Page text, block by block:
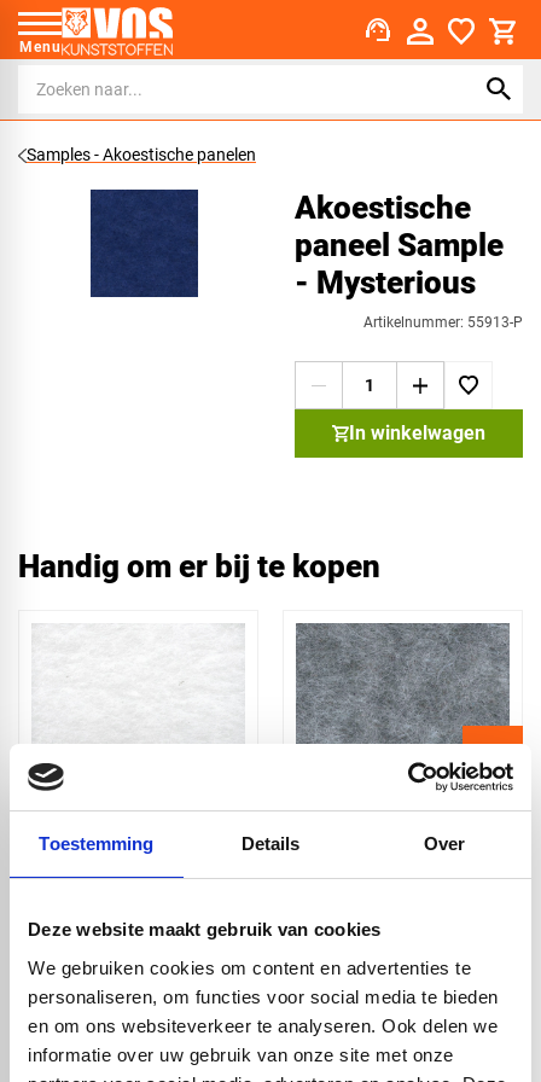
Toestemming Details Over
Deze website maakt gebruik van cookies
We gebruiken cookies om content en advertenties te
personaliseren, om functies voor social media te bieden
en om ons websiteverkeer te analyseren. Ook delen we
informatie over uw gebruik van onze site met onze
Menu support_agent
Samples - Akoestische panelen
Akoestische
paneel Sample
- Mysterious
Artikelnummer: 55913-P
In winkelwagen
Handig om er bij te kopen
Akoestische paneel
Sample - White
Akoestische paneel
Sample - Brain
check_circleVanaf€ 750,-gratis bezorgd
Klanten geven Vos Kunststoffen een 9,0/10 2662 beoordelingen
check_circle2-5dagen levertijd